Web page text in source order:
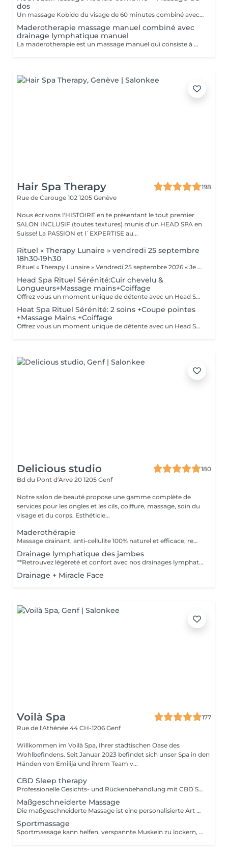
dos
Un massage Kobido du visage de 60 minutes combiné avec un massage de 30 minutes du dos des lombaires des cervicales et de la nuque. Extrêmement relaxant et complet pour une détente totale.
Maderotherapie massage manuel combiné avec
drainage lymphatique manuel
La maderotherapie est un massage manuel qui consiste à masser les zones désirées avec des instruments en bois pour sculpter raffermir votre corps et casser la cellulite. On fini par un drainage lymphatique pour éliminer les toxines et activer la circulation sanguine. Recommandé pour lutter contre la cellulite, la rétention d'eau, les problèmes circulatoires et aussi après une intervention chirurgicale pour optimiser l opération. Cette technique permettra de désengorger les tissus dès la première séance. Résultat immédiat!!
Hair Spa Therapy
198
Rue de Carouge 102 1205 Genève
Nous écrivons l'HISTOIRE en te présentant le tout premier
SALON INCLUSIF (toutes textures) munis d'un HEAD SPA en
Suisse! La PASSION et l`EXPERTISE au...
Rituel « Therapy Lunaire » vendredi 25 septembre
18h30-19h30
Rituel « Therapy Lunaire » Vendredi 25 septembre 2026 « Je coupe ce qui est abîmé, je nourris ma force vitale et j'accompagne la croissance naturelle de mes cheveux. » Sous l'influence d'une Lune croissante, propice à l'expansion et au renouveau, je te propose un moment sacré pour te libérer de l'ancien, renforcer ton énergie vitale et faire grandir tes intentions en conscience. Un rituel profond alliant coupe énergétique, massage crânien, méditation guidée et bain sonore aux bols de cristal, pour un réalignement du corps, du cuir et de l'esprit. La soirée se clôturera par un tirage de cartes, afin d'éclairer ton chemin et tes intentions pour l'année à venir. Vendredi 25 septembre 18h30 Tarif : 85 CHF 4 places seulement (tu veux venir ? et faire le massage ?) Coupe de pointes sur cheveux secs (sans shampoing ni coiffage) 20 min de massage crânien assis Tirage de carte avec boisson printanière !
Head Spa Rituel Sérénité:Cuir chevelu &
Longueurs+Massage mains+Coiffage
Offrez vous un moment unique de détente avec un Head Spa sur mesure ! Étape 1: Diagnostic expert et solution personnalisées Étape 2 :Nettoyage en profondeur avec des produits de haute qualité Étape 3 .Rituel de soin Cuir Chevelu et Longueurs et Pointes sur mesure Étape 4:Massage relaxant du cuir chevelu Étape 5:Rinçage et coiffage Étape 6: Moment gourmand incluant boisson et douceur sucrée
Heat Spa Rituel Sérénité: 2 soins +Coupe pointes
+Massage Mains +Coiffage
Offrez vous un moment unique de détente avec un Head Spa sur mesure ! Étape 1: Diagnostic expert et solution personnalisées Étape 2 :Nettoyage en profondeur avec des produits de haute qualité Étape 3 .Rituel de soin Cuir Chevelu et Longueurs et Pointes sur mesure Étape 4:Massage relaxant du cuir chevelu Étape 5: Rinçage et coiffage Éape 6: Coupe de pointes Étape 6: Moment gourmand incluant boisson et douceur sucrée Les bienfaits : -Améliore la circulation sanguine -Renforce le cheveux -Hydrate et nourrit le cuir chevelu -Lutte contre les pellicules -Stimule la pousse des cheveux -Réduit le stress et les tensions -Procure un sentiment de bien-être
Delicious studio
180
Bd du Pont d'Arve 20 1205 Genf
Notre salon de beauté propose une gamme complète de
services pour les ongles et les cils, coiffure, massage, soin du
visage et du corps. Esthéticie...
Maderothérapie
Massage drainant, anti-cellulite 100% naturel et efficace, remodelant et déstressant avec des instruments en bois. La Maderotherapie est un procédé révolutionnaire qui combine toutes les technologies efficaces dans la lutte contre les dépôts graisseux, les rides et la cellulite. En appliquant ces éléments aux muscles, à la graisse et à la cellulite, nous stimulons le système lymphatique du corps, le libérant ainsi des toxines accumulées. Ceci encourage le métabolisme à produire du collagène, et à brûler les graisses. Les poches de cellulites persistantes sont brisées, les gonflements cutanés sont réduits et la « peau d'orange » est lissée. Ce soin procure un changement de silhouette, mais aussi un soulagement des jambes lourdes, et va stimuler et tonifier les muscles. Le but est de stimuler la circulation sanguine et lymphatique, de tonifier les muscles et rectifier la silhouette après quelques séances. Ce massage est bien entendu indolore. Grâce aux différents instruments de bois, son effet agit en profondeur sur les muscles (et éventuellement la cellulite). Améliore la circulation sanguine , Régule la circulation lymphatique, tonifie et raffermit la peau, Favorise l'élimination des toxines et des excès de liquide, Elimine la cellulite, Augmente la production d'élastine de collagène, et de vitamine E, Améliore la tension musculaire, Stimule la relaxation, Diminue la sensation de jambes lourdes,
Drainage lymphatique des jambes
**Retrouvez légèreté et confort avec nos drainages lymphatiques des jambes** une méthode douce et efficace pour améliorer la circulation, réduire les gonflements et retrouver des jambes légères et toniques. Ce soin ciblé, réalisé par nos experts, stimule le système lymphatique, aidant à éliminer les toxines et à réduire la rétention d'eau, pour des jambes plus fines et une sensation de bien-être global. **Pourquoi opter pour un drainage lymphatique des jambes ?** Nos séances de drainage lymphatique des jambes sont spécialement conçues pour soulager les sensations de lourdeur et de fatigue, souvent causées par une mauvaise circulation ou un mode de vie sédentaire. Que vous soyez confronté(e) à des gonflements, à des douleurs ou simplement à une sensation d'inconfort, ce soin est idéal pour vous. En plus de ses bienfaits esthétiques, il favorise une meilleure santé circulatoire, apportant à vos jambes une sensation de légèreté durable.
Drainage + Miracle Face
Voilà Spa
177
Rue de l'Athénée 44 CH-1206 Genf
Willkommen im Voilà Spa, Ihrer städtischen Oase des
Wohlbefindens. Seit Januar 2023 befindet sich unser Spa in den
Händen von Emilija und ihrem Team v...
CBD Sleep therapy
Professionelle Gesichts- und Rückenbehandlung mit CBD SLEEP THERAPY, die leistungsstarke Ergebnisse bietet, um Ihnen zu helfen, Harmonie wiederzufinden, Ihren Körper und Geist zu entspannen und zu glätten. Diese Behandlung kombiniert eine doppelte CBD-Massage mit energetischen Punkten, um Verspannungen zu lösen und einen erholsamen Schlaf zu fördern. Gönnen Sie sich eine Portion Entspannung und tauchen Sie ein in die Erfahrung einer CBD-Schlaftherapie von Yon-Ka.
Maßgeschneiderte Massage
Die maßgeschneiderte Massage ist eine personalisierte Art von Massage, die den individuellen Bedürfnissen und Vorlieben jedes Kunden angepasst wird. Vor Beginn der Massage bespricht der Therapeut die zu behandelnden Bereiche und die anzuwendenden Massagetechniken mit dem Kunden. Der Therapeut kann auch den Druck und die Intensität der Massage entsprechend den Kundenpräferenzen anpassen. Die maßgeschneiderte Massage ist eine individuelle Erfahrung, die eine auf Ihre spezifischen Bedürfnisse abgestimmte Massage bietet und somit ein optimales Entspannungs- und Wohlbefinden ermöglicht.
Sportmassage
Sportmassage kann helfen, verspannte Muskeln zu lockern, die Durchblutung zu verbessern, Giftstoffe aus den Muskelgeweben zu entfernen und Muskel- und Gelenkschmerzen zu reduzieren. Es wird auch verwendet, um Athleten auf einen Wettkampf vorzubereiten, indem es die Flexibilität erhöht, Spannungen löst und eine bessere Bewegungsfreiheit fördert. Zusammengefasst ist die Sportmassage ein therapeutischer Ansatz, der darauf abzielt, die sportliche Leistung zu steigern, Verletzungen vorzubeugen und die Erholung durch speziell auf die Bedürfnisse von Athleten zugeschnittene Massagetechniken zu beschleunigen.